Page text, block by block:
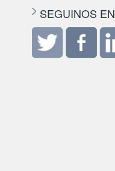
SEGUINOS EN